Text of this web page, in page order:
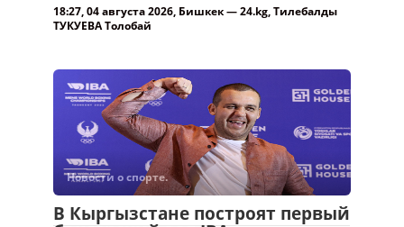
В Кыргызстане построят первый
боксерский зал IBA —
17:12, 04 августа 2026, Бишкек — 24.kg, Турдубек